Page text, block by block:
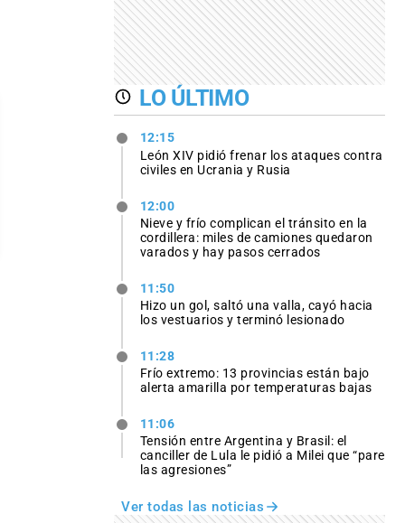
LO ÚLTIMO
12:15
León XIV pidió frenar los ataques contra
civiles en Ucrania y Rusia
12:00
Nieve y frío complican el tránsito en la
cordillera: miles de camiones quedaron
varados y hay pasos cerrados
11:50
Hizo un gol, saltó una valla, cayó hacia
los vestuarios y terminó lesionado
11:28
Frío extremo: 13 provincias están bajo
alerta amarilla por temperaturas bajas
11:06
Tensión entre Argentina y Brasil: el
canciller de Lula le pidió a Milei que “pare
las agresiones”
Ver todas las noticias